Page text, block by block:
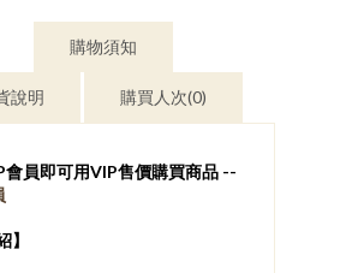
購物須知
說明 購買人次(0)
會員即可用VIP售價購買商品 --
】